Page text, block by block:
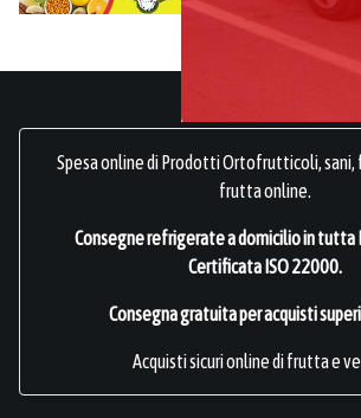
Spesa online di Prodotti Ortofrutticoli, sani,
frutta online.
Consegne refrigerate a domicilio in tutta
Certificata ISO 22000.
Consegna gratuita per acquisti
Acquisti sicuri online di frutta e